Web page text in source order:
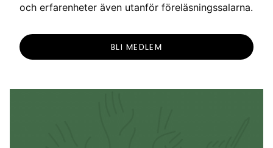
och erfarenheter även utanför föreläsningssalarna.
BLI MEDLEM